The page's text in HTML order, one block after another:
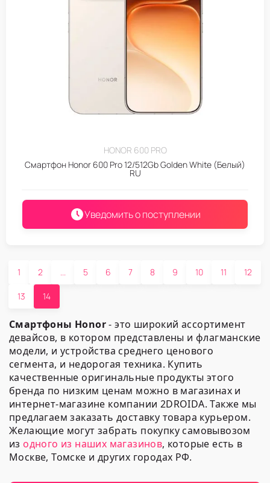
HONOR 600 PRO
Смартфон Honor 600 Pro 12/512Gb Golden White (Белый)
RU
Уведомить о поступлении
1 2 ... 5 6 7 8 9 10 11 12
13 14
Смартфоны Honor- это широкий ассортимент
девайсов, в котором представлены и флагманские
модели, и устройства среднего ценового
сегмента, и недорогая техника. Купить
качественные оригинальные продукты этого
бренда по низким ценам можно в магазинах и
интернет-магазине компании 2DROIDA. Также мы
предлагаем заказать доставку товара курьером.
Желающие могут забрать покупку самовывозом
из одного из наших магазинов, которые есть в
Москве, Томске и других городах РФ.